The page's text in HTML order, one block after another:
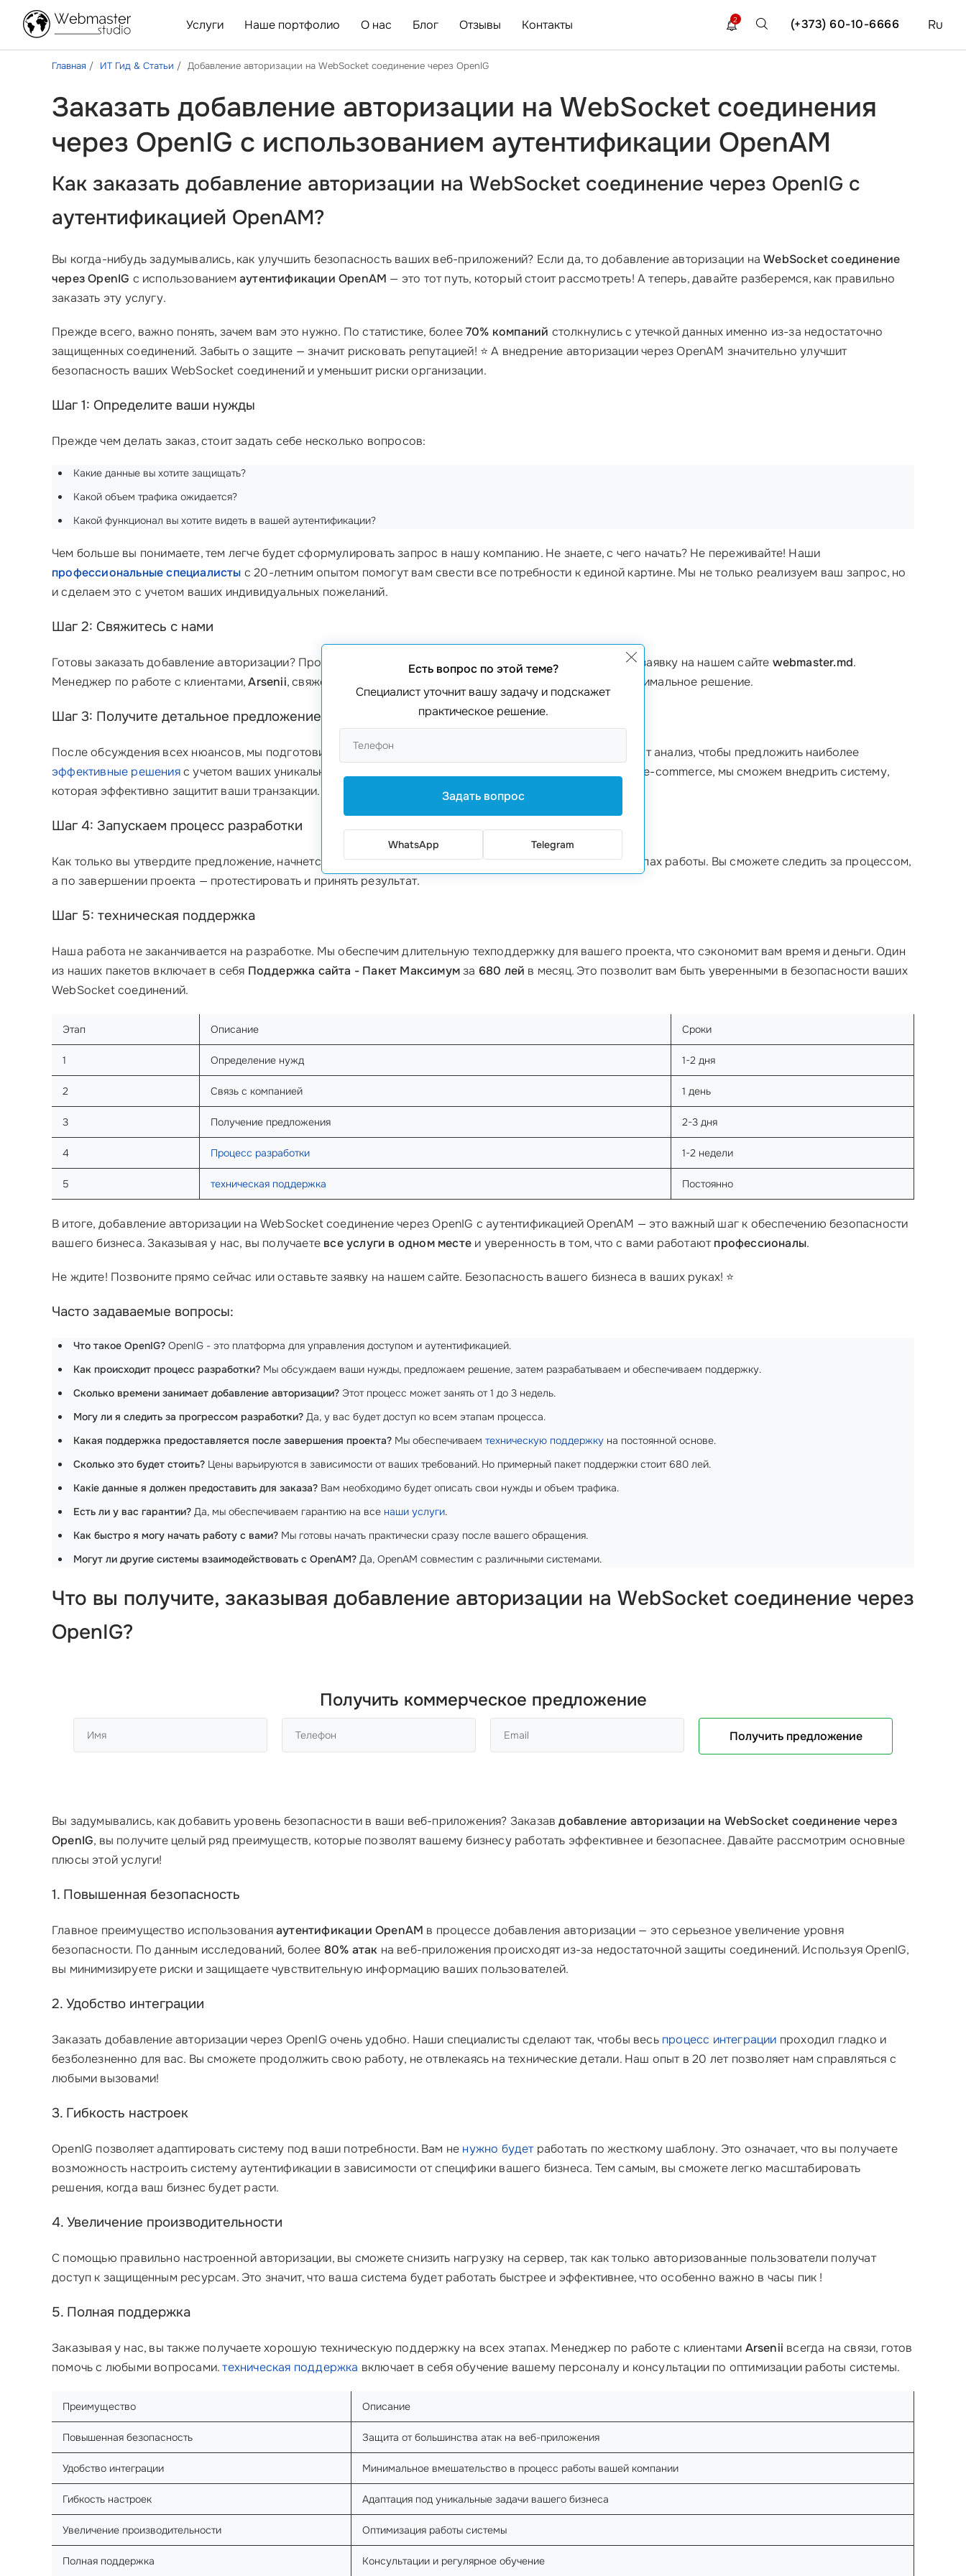
Услуги Наше портфолио О нас Блог Отзывы Контакты Ru
(+373) 60-10-6666
2
Главная ИТ Гид & Статьи Добавление авторизации на WebSocket соединение через OpenIG
Заказать добавление авторизации на WebSocket соединения
через OpenIG с использованием аутентификации OpenAM
Как заказать добавление авторизации на WebSocket соединение через OpenIG с
аутентификацией OpenAM?
Вы когда-нибудь задумывались, как улучшить безопасность ваших веб-приложений? Если да, то добавление авторизации наWebSocket соединение
через OpenIG с использованиемаутентификации OpenAM — это тот путь, который стоит рассмотреть! А теперь, давайте разберемся, как правильно
заказать эту услугу.
Прежде всего, важно понять, зачем вам это нужно. По статистике, более70% компаний столкнулись с утечкой данных именно из-за недостаточно
защищенных соединений. Забыть о защите — значит рисковать репутацией! ⭐ А внедрение авторизации через OpenAM значительно улучшит
безопасность ваших WebSocket соединений и уменьшит риски организации.
Шаг 1: Определите ваши нужды
Прежде чем делать заказ, стоит задать себе несколько вопросов:
Какие данные вы хотите защищать?
Какой объем трафика ожидается?
Какой функционал вы хотите видеть в вашей аутентификации?
Чем больше вы понимаете, тем легче будет сформулировать запрос в нашу компанию. Не знаете, с чего начать? Не переживайте! Наши
профессиональные специалисты с 20-летним опытом помогут вам свести все потребности к единой картине. Мы не только реализуем ваш запрос, но
и сделаем это с учетом ваших индивидуальных пожеланий.
Шаг 2: Свяжитесь с нами
Готовы заказать добавление авторизации? Просто позвоните по номеру +373 601 066 66 или оставьте заявку на нашем сайте webmaster.md.
Менеджер по работе с клиентами,Arsenii, свяжется с вами, чтобы уточнить все детали и предложить оптимальное решение.
Шаг 3: Получите детальное предложение
После обсуждения всех нюансов, мы подготовим конкретное предложение. Наши специалисты проведут анализ, чтобы предложить наиболее
эффективные решенияс учетом ваших уникальных требований и задач. Например, если вы занимаетесь e-commerce, мы сможем внедрить систему,
которая эффективно защитит ваши транзакции.
Шаг 4: Запускаем процесс разработки
Как только вы утвердите предложение, начнется разработка. Мы гарантируем прозрачность на всех этапах работы. Вы сможете следить за процессом,
а по завершении проекта — протестировать и принять результат.
Шаг 5: техническая поддержка
Наша работа не заканчивается на разработке. Мы обеспечим длительную техподдержку для вашего проекта, что сэкономит вам время и деньги. Один
из наших пакетов включает в себя Поддержка сайта - Пакет Максимумза 680 лей в месяц. Это позволит вам быть уверенными в безопасности ваших
WebSocket соединений.
Этап Описание Сроки
1 Определение нужд 1-2 дня
2 Связь с компанией 1 день
3 Получение предложения 2-3 дня
4 Процесс разработки 1-2 недели
5 техническая поддержка Постоянно
В итоге, добавление авторизации на WebSocket соединение через OpenIG с аутентификацией OpenAM — это важный шаг к обеспечению безопасности
вашего бизнеса. Заказывая у нас, вы получаете все услуги в одном месте и уверенность в том, что с вами работаютпрофессионалы.
Не ждите! Позвоните прямо сейчас или оставьте заявку на нашем сайте. Безопасность вашего бизнеса в ваших руках! ⭐
Часто задаваемые вопросы:
Что такое OpenIG? OpenIG - это платформа для управления доступом и аутентификацией.
Как происходит процесс разработки? Мы обсуждаем ваши нужды, предложаем решение, затем разрабатываем и обеспечиваем поддержку.
Сколько времени занимает добавление авторизации? Этот процесс может занять от 1 до 3 недель.
Могу ли я следить за прогрессом разработки? Да, у вас будет доступ ко всем этапам процесса.
Какая поддержка предоставляется после завершения проекта? Мы обеспечиваем техническую поддержку на постоянной основе.
Сколько это будет стоить? Цены варьируются в зависимости от ваших требований. Но примерный пакет поддержки стоит 680 лей.
Какie данные я должен предоставить для заказа? Вам необходимо будет описать свои нужды и объем трафика.
Есть ли у вас гарантии? Да, мы обеспечиваем гарантию на все наши услуги.
Как быстро я могу начать работу с вами? Мы готовы начать практически сразу после вашего обращения.
Могут ли другие системы взаимодействовать с OpenAM? Да, OpenAM совместим с различными системами.
Что вы получите, заказывая добавление авторизации на WebSocket соединение через
OpenIG?
Получить коммерческое предложение
Получить предложение
Вы задумывались, как добавить уровень безопасности в ваши веб-приложения? Заказавдобавление авторизации на WebSocket соединение через
OpenIG, вы получите целый ряд преимуществ, которые позволят вашему бизнесу работать эффективнее и безопаснее. Давайте рассмотрим основные
плюсы этой услуги!
1. Повышенная безопасность
Главное преимущество использованияаутентификации OpenAM в процессе добавления авторизации — это серьезное увеличение уровня
безопасности. По данным исследований, более 80% атак на веб-приложения происходят из-за недостаточной защиты соединений. Используя OpenIG,
вы минимизируете риски и защищаете чувствительную информацию ваших пользователей.
2. Удобство интеграции
Заказать добавление авторизации через OpenIG очень удобно. Наши специалисты сделают так, чтобы весь процесс интеграции проходил гладко и
безболезненно для вас. Вы сможете продолжить свою работу, не отвлекаясь на технические детали. Наш опыт в 20 лет позволяет нам справляться с
любыми вызовами!
3. Гибкость настроек
OpenIG позволяет адаптировать систему под ваши потребности. Вам не нужно будетработать по жесткому шаблону. Это означает, что вы получаете
возможность настроить систему аутентификации в зависимости от специфики вашего бизнеса. Тем самым, вы сможете легко масштабировать
решения, когда ваш бизнес будет расти.
4. Увеличение производительности
С помощью правильно настроенной авторизации, вы сможете снизить нагрузку на сервер, так как только авторизованные пользователи получат
доступ к защищенным ресурсам. Это значит, что ваша система будет работать быстрее и эффективнее, что особенно важно в часы пик !
5. Полная поддержка
Заказывая у нас, вы также получаете хорошую техническую поддержку на всех этапах. Менеджер по работе с клиентами Arsenii всегда на связи, готов
помочь с любыми вопросами.техническая поддержка включает в себя обучение вашему персоналу и консультации по оптимизации работы системы.
Преимущество Описание
Повышенная безопасность Защита от большинства атак на веб-приложения
Удобство интеграции Минимальное вмешательство в процесс работы вашей компании
Гибкость настроек Адаптация под уникальные задачи вашего бизнеса
Увеличение производительности Оптимизация работы системы
Полная поддержка Консультации и регулярное обучение
Есть вопрос по этой теме?
Специалист уточнит вашу задачу и подскажет
практическое решение.
Задать вопрос
WhatsApp Telegram